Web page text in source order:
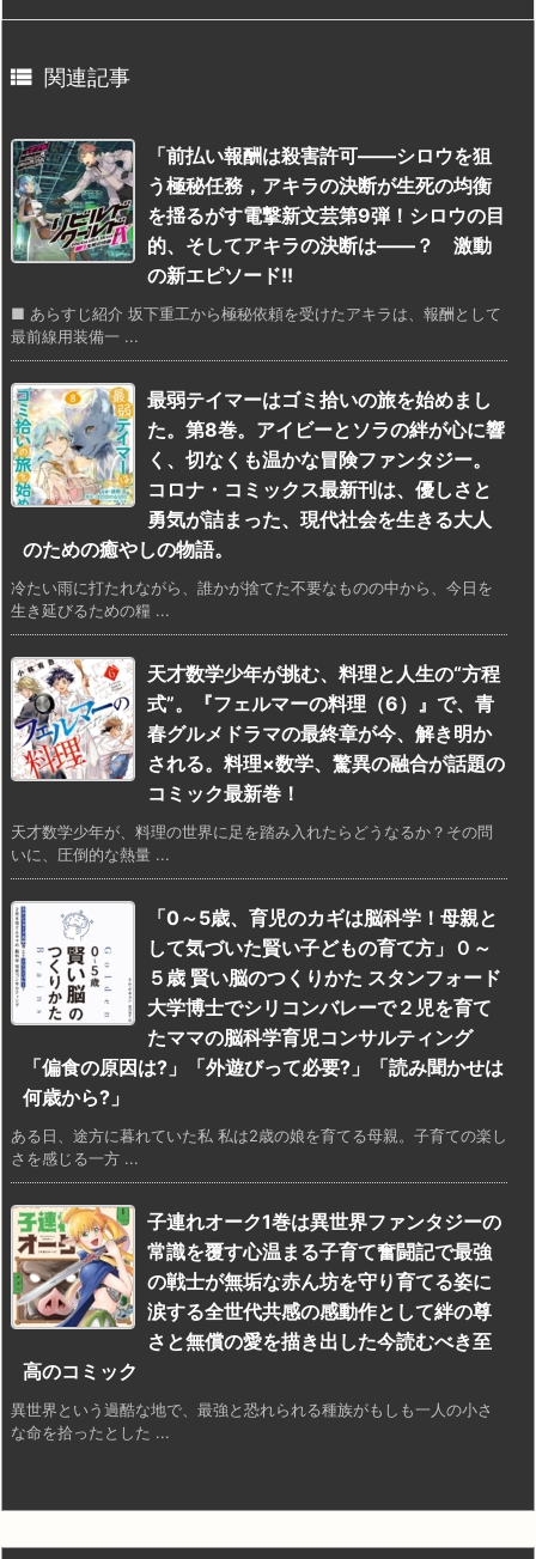
 関連記事
「前払い報酬は殺害許可――シロウを狙
う極秘任務，アキラの決断が生死の均衡
を揺るがす電撃新文芸第9弾！シロウの目
的、そしてアキラの決断は――？ 激動
の新エピソード!!
■ あらすじ紹介 坂下重工から極秘依頼を受けたアキラは、報酬として
最前線用装備一 ...
最弱テイマーはゴミ拾いの旅を始めまし
た。第8巻。アイビーとソラの絆が心に響
く、切なくも温かな冒険ファンタジー。
コロナ・コミックス最新刊は、優しさと
勇気が詰まった、現代社会を生きる大人
のための癒やしの物語。
冷たい雨に打たれながら、誰かが捨てた不要なものの中から、今日を
生き延びるための糧 ...
天才数学少年が挑む、料理と人生の“方程
式”。『フェルマーの料理（6）』で、青
春グルメドラマの最終章が今、解き明か
される。料理×数学、驚異の融合が話題の
コミック最新巻！
天才数学少年が、料理の世界に足を踏み入れたらどうなるか？その問
いに、圧倒的な熱量 ...
「0～5歳、育児のカギは脳科学！母親と
して気づいた賢い子どもの育て方」０～
５歳 賢い脳のつくりかた スタンフォード
大学博士でシリコンバレーで２児を育て
たママの脳科学育児コンサルティング
「偏食の原因は?」「外遊びって必要?」「読み聞かせは
何歳から?」
ある日、途方に暮れていた私 私は2歳の娘を育てる母親。子育ての楽し
さを感じる一方 ...
子連れオーク1巻は異世界ファンタジーの
常識を覆す心温まる子育て奮闘記で最強
の戦士が無垢な赤ん坊を守り育てる姿に
涙する全世代共感の感動作として絆の尊
さと無償の愛を描き出した今読むべき至
高のコミック
異世界という過酷な地で、最強と恐れられる種族がもしも一人の小さ
な命を拾ったとした ...